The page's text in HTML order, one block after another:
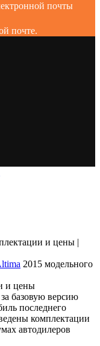
почты
почте.
и цены |
2015 модельного
и цены
базовую версию
последнего
комплектации
автодилеров